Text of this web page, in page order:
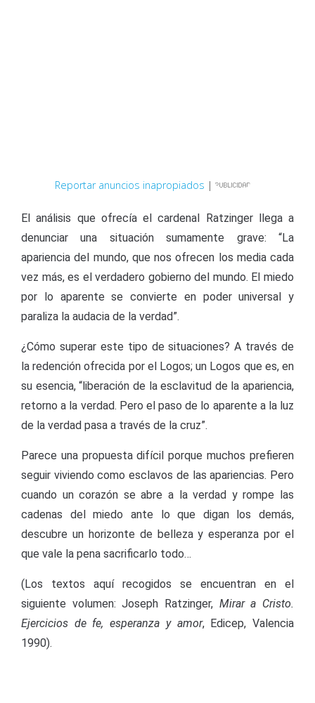
Reportar anuncios inapropiados |
El análisis que ofrecía el cardenal Ratzinger llega a
denunciar una situación sumamente grave: “La
apariencia del mundo, que nos ofrecen los media cada
vez más, es el verdadero gobierno del mundo. El miedo
por lo aparente se convierte en poder universal y
paraliza la audacia de la verdad”.
¿Cómo superar este tipo de situaciones? A través de
la redención ofrecida por el Logos; un Logos que es, en
su esencia, “liberación de la esclavitud de la apariencia,
retorno a la verdad. Pero el paso de lo aparente a la luz
de la verdad pasa a través de la cruz”.
Parece una propuesta difícil porque muchos prefieren
seguir viviendo como esclavos de las apariencias. Pero
cuando un corazón se abre a la verdad y rompe las
cadenas del miedo ante lo que digan los demás,
descubre un horizonte de belleza y esperanza por el
que vale la pena sacrificarlo todo…
(Los textos aquí recogidos se encuentran en el
siguiente volumen: Joseph Ratzinger, Mirar a Cristo.
Ejercicios de fe, esperanza y amor, Edicep, Valencia
1990).